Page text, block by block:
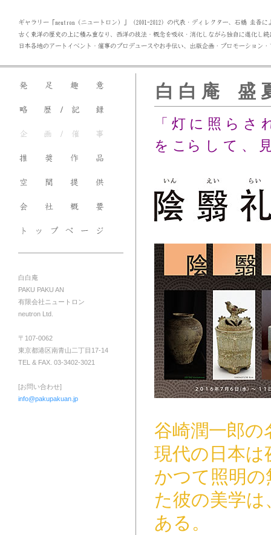
白白庵
PAKU PAKU AN
有限会社ニュートロン
neutron Ltd.
〒107-0062
東京都港区南青山二丁目17-14
TEL & FAX. 03-3402-3021
[お問い合わせ]
info@pakupakuan.jp
白 白 庵 盛
「 灯 に 照 ら さ
を こら し て 、
谷崎潤一郎の
現代の日本
かつて照明
た彼の美学
ある。